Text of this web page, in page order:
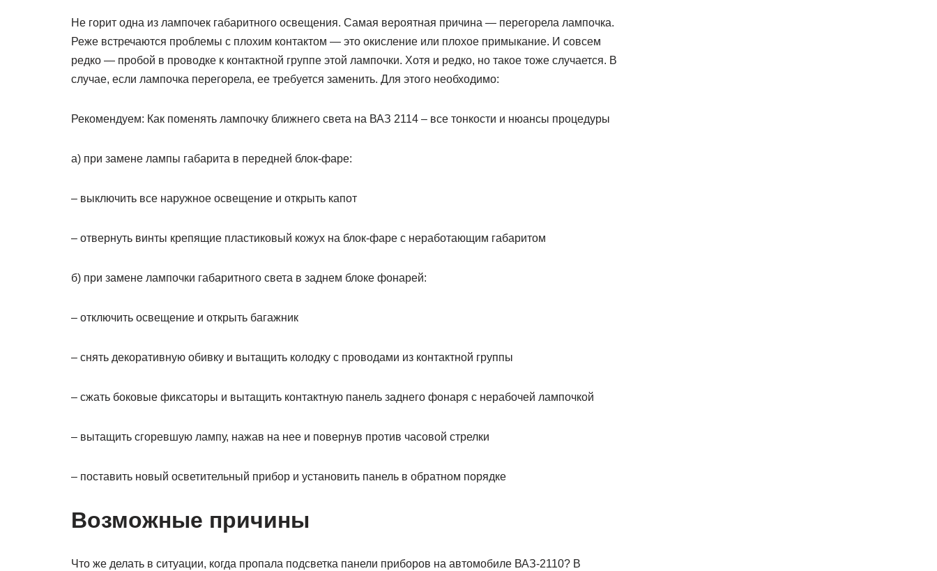
Не горит одна из лампочек габаритного освещения. Самая вероятная причина — перегорела лампочка.
Реже встречаются проблемы с плохим контактом — это окисление или плохое примыкание. И совсем
редко — пробой в проводке к контактной группе этой лампочки. Хотя и редко, но такое тоже случается. В
случае, если лампочка перегорела, ее требуется заменить. Для этого необходимо:
Рекомендуем: Как поменять лампочку ближнего света на ВАЗ 2114 – все тонкости и нюансы процедуры
а) при замене лампы габарита в передней блок-фаре:
– выключить все наружное освещение и открыть капот
– отвернуть винты крепящие пластиковый кожух на блок-фаре с неработающим габаритом
б) при замене лампочки габаритного света в заднем блоке фонарей:
– отключить освещение и открыть багажник
– снять декоративную обивку и вытащить колодку с проводами из контактной группы
– сжать боковые фиксаторы и вытащить контактную панель заднего фонаря с нерабочей лампочкой
– вытащить сгоревшую лампу, нажав на нее и повернув против часовой стрелки
– поставить новый осветительный прибор и установить панель в обратном порядке
Возможные причины
Что же делать в ситуации, когда пропала подсветка панели приборов на автомобиле ВАЗ-2110? В